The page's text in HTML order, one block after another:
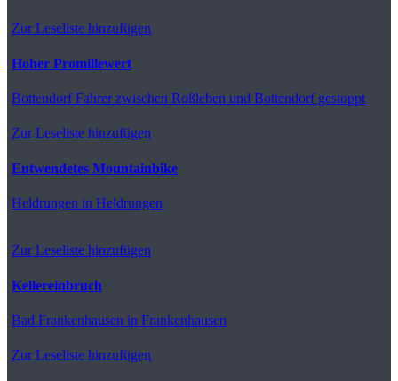
Zur Leseliste hinzufügen
Hoher Promillewert
BottendorfFahrer zwischen Roßleben und Bottendorf gestoppt
Zur Leseliste hinzufügen
Entwendetes Mountainbike
Heldrungen in Heldrungen
Zur Leseliste hinzufügen
Kellereinbruch
Bad Frankenhausen in Frankenhausen
Zur Leseliste hinzufügen